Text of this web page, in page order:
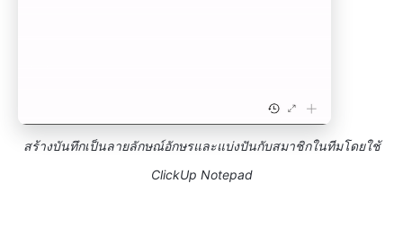
สร้างบันทึกเป็นลายลักษณ์อักษรและแบ่งปันกับสมาชิกในทีมโดยใช้
ClickUp Notepad